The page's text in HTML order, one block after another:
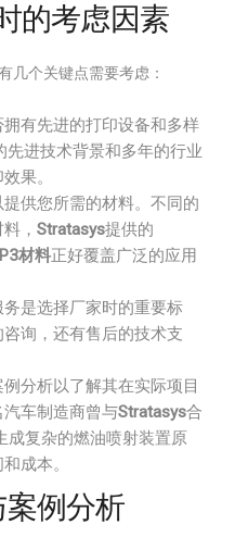
的考虑因素
几个关键点需要考虑：
拥有先进的打印设备和多样
先进技术背景和多年的行业
果。
提供您所需的材料。不同的
， Stratasys提供的
材料正好覆盖广泛的应用
务是选择厂家时的重要标
询，还有售后的技术支
例分析以了解其在实际项目
车制造商曾与Stratasys合
成复杂的燃油喷射装置原
成本。
例分析